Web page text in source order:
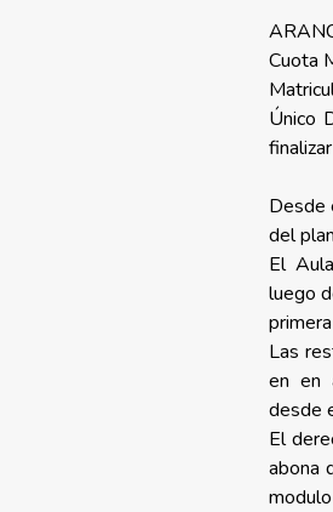
Cuota
Único
Desde
del
El
luego
Las
en en
desde
El
abona